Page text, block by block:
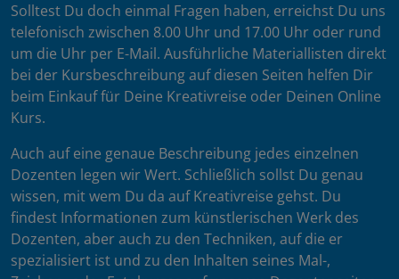
Solltest Du doch einmal Fragen haben, erreichst Du uns
telefonisch zwischen 8.00 Uhr und 17.00 Uhr oder rund
um die Uhr per E-Mail. Ausführliche Materiallisten direkt
bei der Kursbeschreibung auf diesen Seiten helfen Dir
beim Einkauf für Deine Kreativreise oder Deinen Online
Kurs.
Auch auf eine genaue Beschreibung jedes einzelnen
Dozenten legen wir Wert. Schließlich sollst Du genau
wissen, mit wem Du da auf Kreativreise gehst. Du
findest Informationen zum künstlerischen Werk des
Dozenten, aber auch zu den Techniken, auf die er
spezialisiert ist und zu den Inhalten seines Mal-,